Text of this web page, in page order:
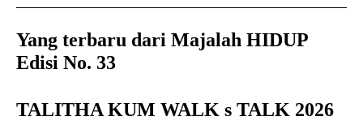
Yang terbaru dari Majalah HIDUP
Edisi No. 33
TALITHA KUM WALK s TALK 2026